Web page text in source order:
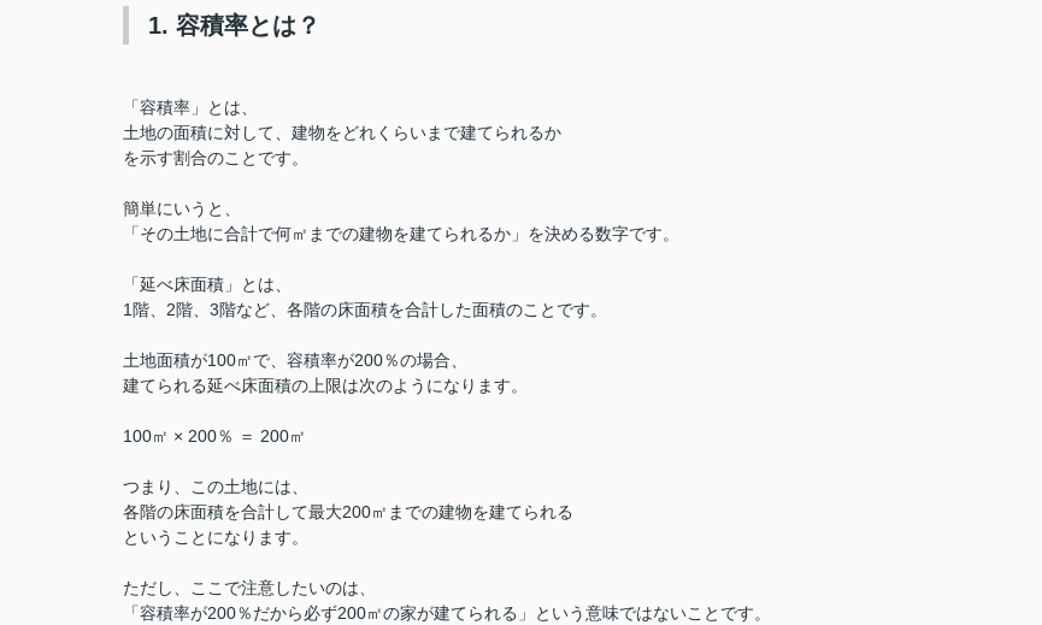
1. 容積率とは？
「容積率」とは、
土地の面積に対して、建物をどれくらいまで建てられるか
を示す割合のことです。
簡単にいうと、
「その土地に合計で何㎡までの建物を建てられるか」を決める数字です。
「延べ床面積」とは、
1階、2階、3階など、各階の床面積を合計した面積のことです。
土地面積が100㎡で、容積率が200％の場合、
建てられる延べ床面積の上限は次のようになります。
100㎡ × 200％ ＝ 200㎡
つまり、この土地には、
各階の床面積を合計して最大200㎡までの建物を建てられる
ということになります。
ただし、ここで注意したいのは、
「容積率が200％だから必ず200㎡の家が建てられる」という意味ではないことです。